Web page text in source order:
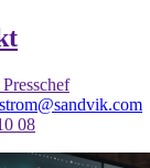
08